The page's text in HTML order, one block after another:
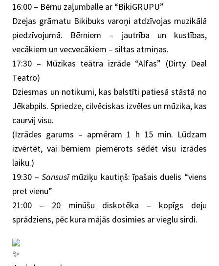
16:00 – Bērnu zaļumballe ar “BikiGRUPU”
Dzejas grāmatu Bikibuks varoņi atdzīvojas muzikālā
piedzīvojumā. Bērniem – jautrība un kustības,
vecākiem un vecvecākiem – siltas atmiņas.
17:30 – Mūzikas teātra izrāde “Alfas” (Dirty Deal
Teatro)
Dziesmas un notikumi, kas balstīti patiesā stāstā no
Jēkabpils. Spriedze, cilvēciskas izvēles un mūzika, kas
caurvij visu.
(Izrādes garums – apmēram 1 h 15 min. Lūdzam
izvērtēt, vai bērniem piemērots sēdēt visu izrādes
laiku.)
19:30 –Sansusīmūziķu kautiņš: īpašais duelis “viens
pret vienu”
21:00 – 20 minūšu diskotēka – kopīgs deju
sprādziens, pēc kura mājās dosimies ar vieglu sirdi.